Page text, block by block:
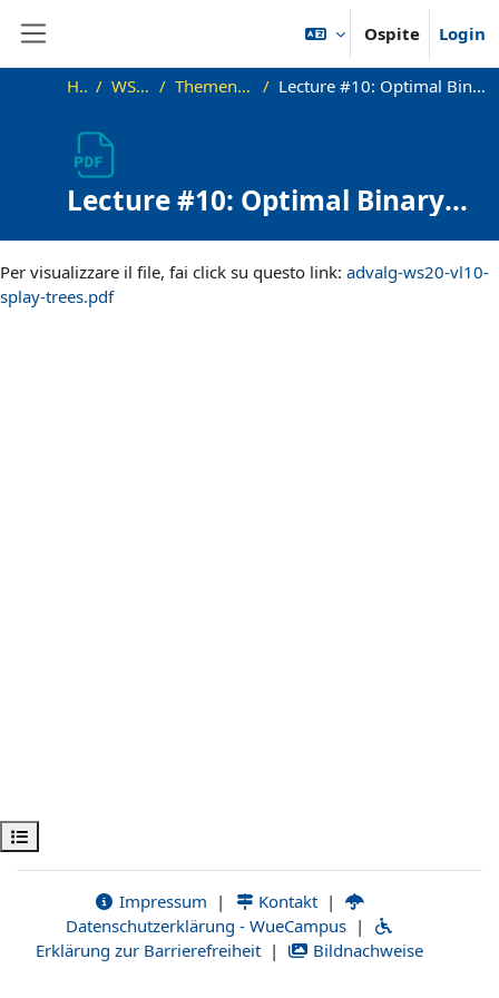
Ospite Login
Apri indice del corso
Home WS20_AdvAlg Themen und Vorlesungen Lecture #10: Optimal Binary Search Trees and Splay Trees (long)
Lecture #10: Optimal Binary
Search Trees and Splay Trees
(long)
Per visualizzare il file, fai click su questo link: advalg-ws20-vl10-
splay-trees.pdf
Impressum | Kontakt |
Datenschutzerklärung - WueCampus |
Erklärung zur Barrierefreiheit | Bildnachweise